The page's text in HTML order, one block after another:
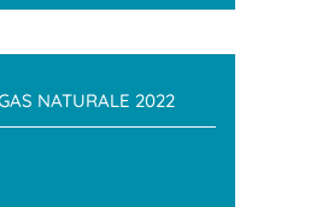
NATURALE 2022